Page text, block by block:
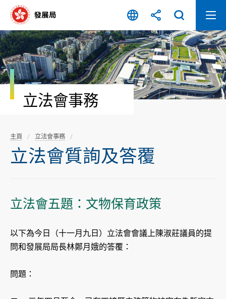
容
開
始
立法會事務
主頁 立法會事務
立法會質詢及答覆
立法會五題：文物保育政策
以下為今日（十一月九日）立法會會議上陳淑莊議員的提
問和發展局局長林鄭月娥的答覆：
問題：